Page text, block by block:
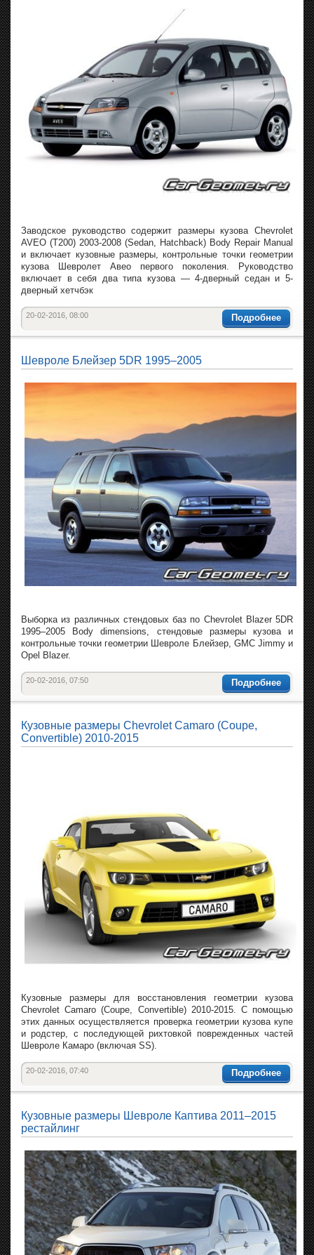
Заводское руководство содержит размеры кузова Chevrolet
AVEO (T200) 2003-2008 (Sedan, Hatchback) Body Repair Manual
и включает кузовные размеры, контрольные точки геометрии
кузова Шевролет Авео первого поколения. Руководство
включает в себя два типа кузова — 4-дверный седан и 5-
дверный хетчбэк
Подробнее
20-02-2016, 08:00
Шевроле Блейзер 5DR 1995–2005
Выборка из различных стендовых баз по Chevrolet Blazer 5DR
1995–2005 Body dimensions, стендовые размеры кузова и
контрольные точки геометрии Шевроле Блейзер, GMC Jimmy и
Opel Blazer.
Подробнее
20-02-2016, 07:50
Кузовные размеры Chevrolet Camaro (Coupe,
Convertible) 2010-2015
Кузовные размеры для восстановления геометрии кузова
Chevrolet Camaro (Coupe, Convertible) 2010-2015. С помощью
этих данных осуществляется проверка геометрии кузова купе
и родстер, с последующей рихтовкой поврежденных частей
Шевроле Камаро (включая SS).
Подробнее
20-02-2016, 07:40
Кузовные размеры Шевроле Каптива 2011–2015
рестайлинг